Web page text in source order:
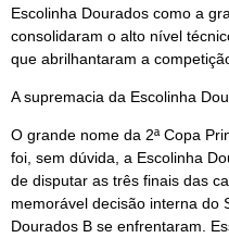
Escolinha Dourados como a
consolidaram o alto nível
que abrilhantaram a
A supremacia da Escolinha
O grande nome da 2ª Copa
foi, sem dúvida, a Escolinha
de disputar as três finais das
memorável decisão interna do
Dourados B se enfrentaram.